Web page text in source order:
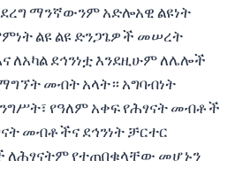
ማንኛውንም አድሎአዊ ልዩነት
ልዩ ልዩ ድንጋጌዎች መሠረት
ለአካል ደኅንነቷ እንደዚሁም ለሌሎች
መብት አላት። አግባብነት
የዓለም አቀፍ የሕፃናት መብቶች
መብቶችና ደኅንነት ቻርተር
ለሕፃናትም የተጠበቁላቸው መሆኑን